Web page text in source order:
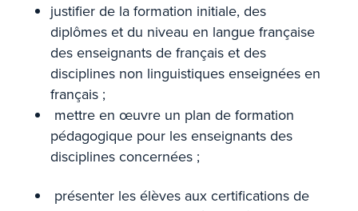
justifier de la formation initiale, des
diplômes et du niveau en langue française
des enseignants de français et des
disciplines non linguistiques enseignées en
français ;
mettre en œuvre un plan de formation
pédagogique pour les enseignants des
disciplines concernées ;
présenter les élèves aux certifications de